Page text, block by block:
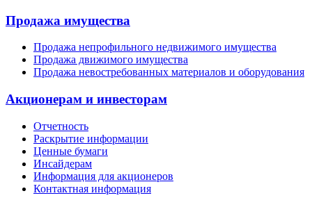
Продажа имущества
Продажа непрофильного недвижимого имущества
Продажа движимого имущества
Продажа невостребованных материалов и оборудования
Акционерам и инвесторам
Отчетность
Раскрытие информации
Ценные бумаги
Инсайдерам
Информация для акционеров
Контактная информация